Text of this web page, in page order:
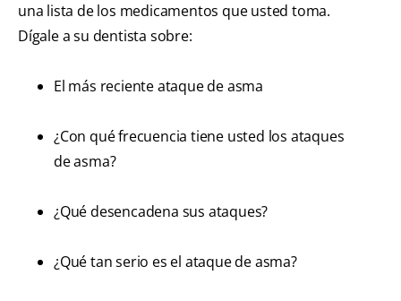
una lista de los medicamentos que usted toma.
Dígale a su dentista sobre:
El más reciente ataque de asma
¿Con qué frecuencia tiene usted los ataques
de asma?
¿Qué desencadena sus ataques?
¿Qué tan serio es el ataque de asma?